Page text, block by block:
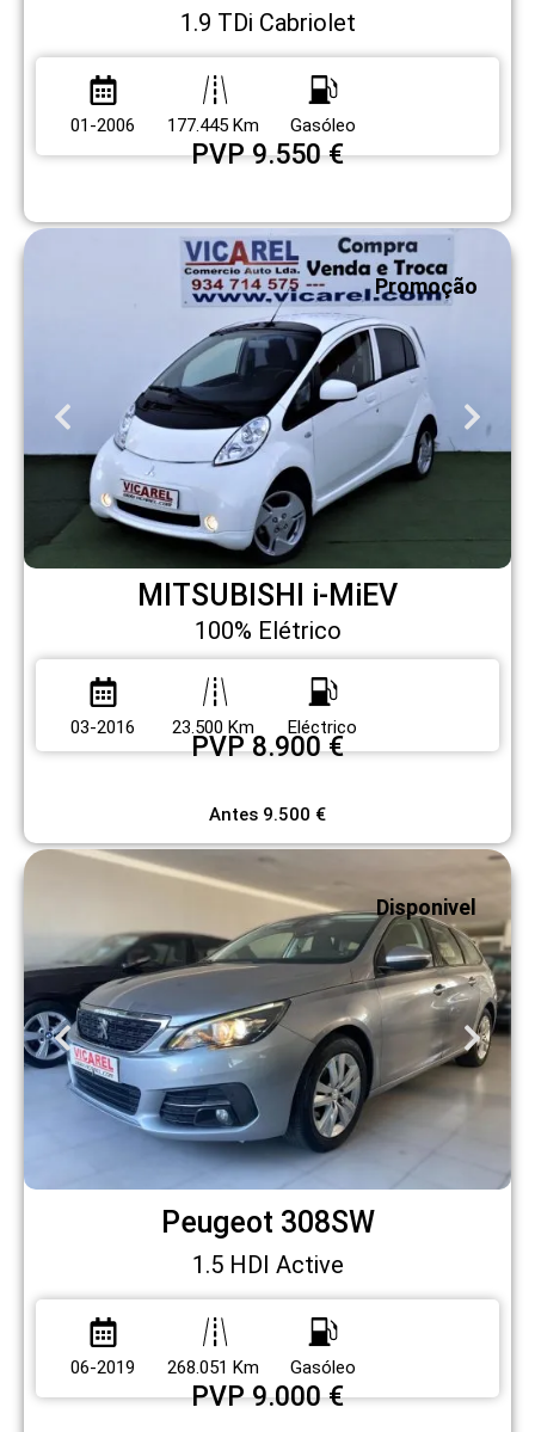
1.9 TDi Cabriolet
01-2006 177.445 Km Gasóleo
PVP 9.550 €
Promoção
MITSUBISHI i-MiEV
100% Elétrico
03-2016 23.500 Km Eléctrico
PVP 8.900 €
Antes 9.500 €
Disponivel
Peugeot 308SW
1.5 HDI Active
06-2019 268.051 Km Gasóleo
PVP 9.000 €